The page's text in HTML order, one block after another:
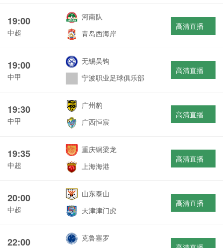
19:00
中超
河南队
青岛西海岸
高清直播
19:00
中甲
无锡吴钩
宁波职业足球俱乐部
高清直播
19:30
中甲
广州豹
广西恒宸
高清直播
19:35
中超
重庆铜梁龙
上海海港
高清直播
20:00
中超
山东泰山
天津津门虎
高清直播
22:00
克鲁塞罗